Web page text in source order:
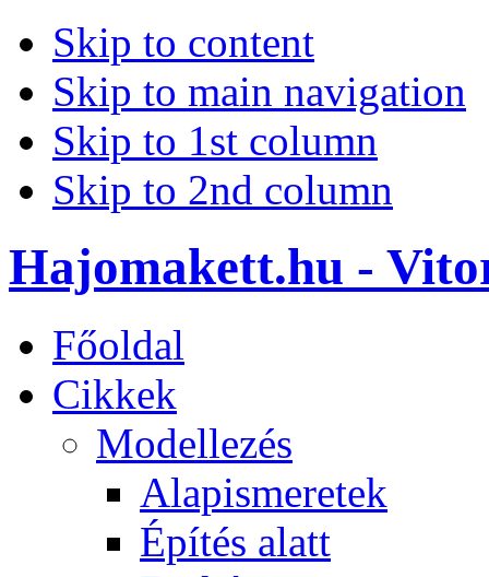
Skip to content
Skip to main navigation
Skip to 1st column
Skip to 2nd column
Hajomakett.hu -
Főoldal
Cikkek
Modellezés
Alapismeretek
Építés alatt